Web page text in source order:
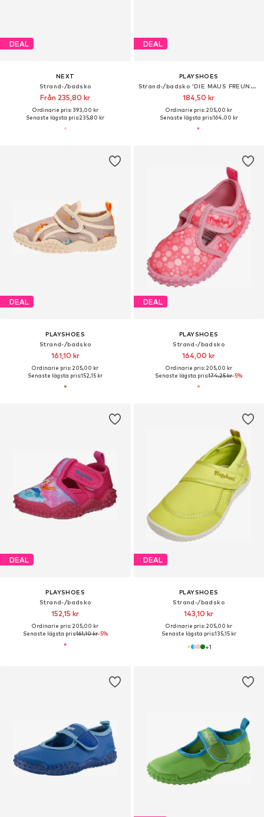
DEAL
NEXT
Strand-/badsko
Från 235,80 kr
Ordinarie pris: 393,00 kr
Senaste lägsta pris:235,80 kr
DEAL
PLAYSHOES
Strand-/badsko 'DIE MAUS FREUNDE'
184,50 kr
Ordinarie pris: 205,00 kr
Senaste lägsta pris:164,00 kr
DEAL
PLAYSHOES
Strand-/badsko
161,10 kr
Ordinarie pris: 205,00 kr
Senaste lägsta pris:152,15 kr
DEAL
PLAYSHOES
Strand-/badsko
164,00 kr
Ordinarie pris: 205,00 kr
Senaste lägsta pris:174,25 kr-5%
DEAL
PLAYSHOES
Strand-/badsko
152,15 kr
Ordinarie pris: 205,00 kr
Senaste lägsta pris:161,10 kr-5%
DEAL
PLAYSHOES
Strand-/badsko
143,10 kr
Ordinarie pris: 205,00 kr
Senaste lägsta pris:135,15 kr
+1